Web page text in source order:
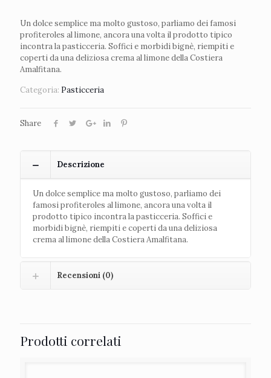
Un dolce semplice ma molto gustoso, parliamo dei famosi
profiteroles al limone, ancora una volta il prodotto tipico
incontra la pasticceria. Soffici e morbidi bignè, riempiti e
coperti da una deliziosa crema al limone della Costiera
Amalfitana.
Categoria: Pasticceria
Share
Descrizione
Un dolce semplice ma molto gustoso, parliamo dei
famosi profiteroles al limone, ancora una volta il
prodotto tipico incontra la pasticceria. Soffici e
morbidi bignè, riempiti e coperti da una deliziosa
crema al limone della Costiera Amalfitana.
Recensioni (0)
Prodotti correlati